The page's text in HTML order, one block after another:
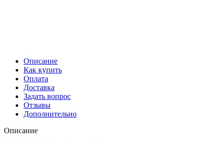
Описание
Как купить
Оплата
Доставка
Задать вопрос
Отзывы
Дополнительно
Описание